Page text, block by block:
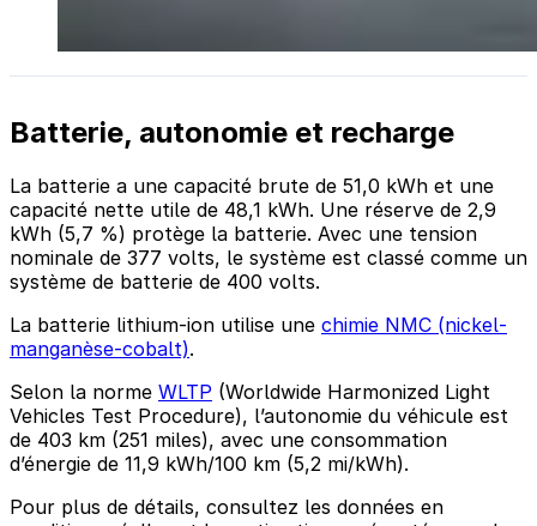
Batterie, autonomie et recharge
La batterie a une capacité brute de 51,0 kWh et une
capacité nette utile de 48,1 kWh. Une réserve de 2,9
kWh (5,7 %) protège la batterie. Avec une tension
nominale de 377 volts, le système est classé comme un
système de batterie de 400 volts.
La batterie lithium-ion utilise une chimie NMC (nickel-
manganèse-cobalt).
Selon la norme WLTP (Worldwide Harmonized Light
Vehicles Test Procedure), l’autonomie du véhicule est
de 403 km (251 miles), avec une consommation
d’énergie de 11,9 kWh/100 km (5,2 mi/kWh).
Pour plus de détails, consultez les données en